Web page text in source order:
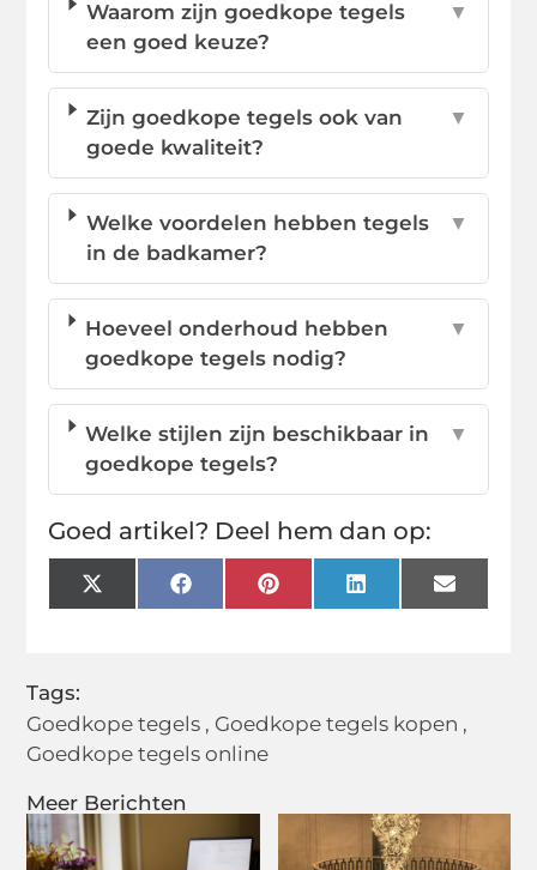
Meer Berichten
Waarom zijn goedkope tegels
een goed keuze?
▼
Zijn goedkope tegels ook van
goede kwaliteit?
▼
Welke voordelen hebben tegels
in de badkamer?
▼
Hoeveel onderhoud hebben
goedkope tegels nodig?
▼
Welke stijlen zijn beschikbaar in
goedkope tegels?
▼
Goed artikel? Deel hem dan op:
X
(Twitter)
FacebookPinterestLinkedInEmail
Tags:
Goedkope tegels , Goedkope tegels kopen ,
Goedkope tegels online